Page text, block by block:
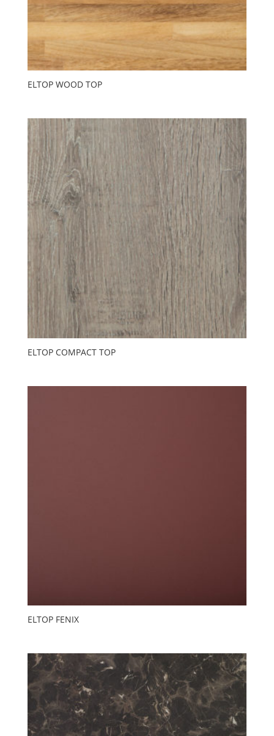
ELTOP WOOD TOP
ELTOP COMPACT TOP
ELTOP FENIX